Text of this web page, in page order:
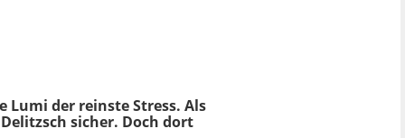
der reinste Stress. Als
sicher. Doch dort